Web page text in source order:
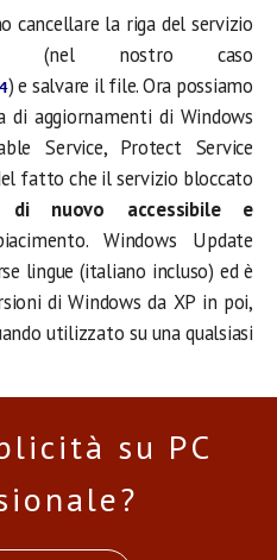
cancellare la riga del servizio
(nel nostro caso
) e salvare il file. Ora possiamo
aggiornamenti di Windows
Service, Protect Service
fatto che il servizio bloccato
di nuovo accessibile e
Windows Update
lingue (italiano incluso) ed è
di Windows da XP in poi,
utilizzato su una qualsiasi
su PC